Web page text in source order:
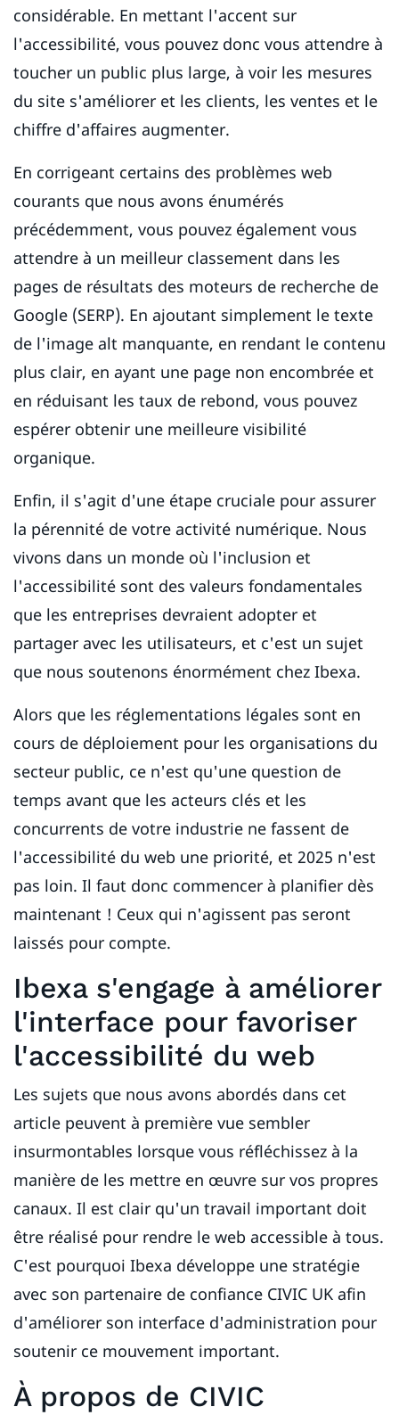
considérable. En mettant l'accent sur
l'accessibilité, vous pouvez donc vous attendre à
toucher un public plus large, à voir les mesures
du site s'améliorer et les clients, les ventes et le
chiffre d'affaires augmenter.
En corrigeant certains des problèmes web
courants que nous avons énumérés
précédemment, vous pouvez également vous
attendre à un meilleur classement dans les
pages de résultats des moteurs de recherche de
Google (SERP). En ajoutant simplement le texte
de l'image alt manquante, en rendant le contenu
plus clair, en ayant une page non encombrée et
en réduisant les taux de rebond, vous pouvez
espérer obtenir une meilleure visibilité
organique.
Enfin, il s'agit d'une étape cruciale pour assurer
la pérennité de votre activité numérique. Nous
vivons dans un monde où l'inclusion et
l'accessibilité sont des valeurs fondamentales
que les entreprises devraient adopter et
partager avec les utilisateurs, et c'est un sujet
que nous soutenons énormément chez Ibexa.
Alors que les réglementations légales sont en
cours de déploiement pour les organisations du
secteur public, ce n'est qu'une question de
temps avant que les acteurs clés et les
concurrents de votre industrie ne fassent de
l'accessibilité du web une priorité, et 2025 n'est
pas loin. Il faut donc commencer à planifier dès
maintenant ! Ceux qui n'agissent pas seront
laissés pour compte.
Ibexa s'engage à améliorer
l'interface pour favoriser
l'accessibilité du web
Les sujets que nous avons abordés dans cet
article peuvent à première vue sembler
insurmontables lorsque vous réfléchissez à la
manière de les mettre en œuvre sur vos propres
canaux. Il est clair qu'un travail important doit
être réalisé pour rendre le web accessible à tous.
C'est pourquoi Ibexa développe une stratégie
avec son partenaire de confiance CIVIC UK afin
d'améliorer son interface d'administration pour
soutenir ce mouvement important.
À propos de CIVIC